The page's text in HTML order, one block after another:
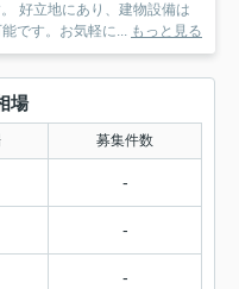
好立地にあり、建物設備は
です。お気軽に... もっと見る
場
募集件数
-
-
-